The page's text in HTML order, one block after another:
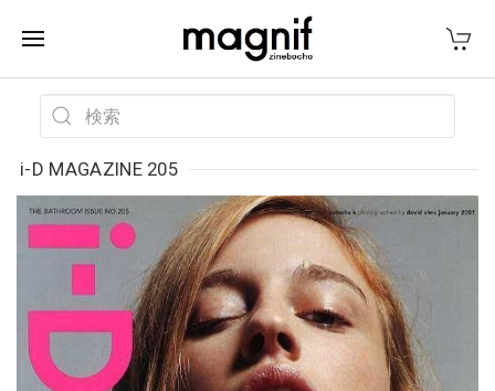
i-D MAGAZINE 205